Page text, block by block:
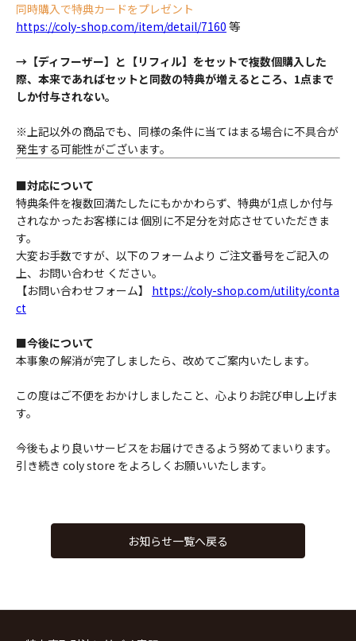
同時購入で特典カードをプレゼント
https://coly-shop.com/item/detail/7160 等
→【ディフーザー】と【リフィル】をセットで複数個購入した
際、本来であればセットと同数の特典が増えるところ、1点まで
しか付与されない。
※上記以外の商品でも、同様の条件に当てはまる場合に不具合が
発生する可能性がございます。
■対応について
特典条件を複数回満たしたにもかかわらず、特典が1点しか付与
されなかったお客様には 個別に不足分を対応させていただきま
す。
大変お手数ですが、以下のフォームより ご注文番号をご記入の
上、お問い合わせ ください。
【お問い合わせフォーム】 https://coly-shop.com/utility/conta
ct
■今後について
本事象の解消が完了しましたら、改めてご案内いたします。
この度はご不便をおかけしましたこと、心よりお詫び申し上げま
す。
今後もより良いサービスをお届けできるよう努めてまいります。
引き続き coly store をよろしくお願いいたします。
お知らせ一覧へ戻る